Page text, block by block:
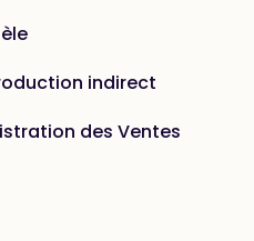
indirect
des Ventes